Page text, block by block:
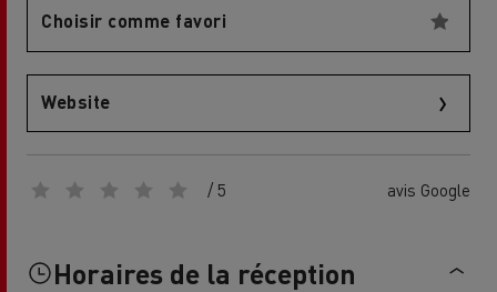
Choisir comme favori
Website
/ 5 avis Google
Horaires de la réception